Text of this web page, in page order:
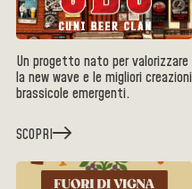
Un progetto nato per valorizzare
la new wave e le migliori creazioni
brassicole emergenti.
SCOPRI